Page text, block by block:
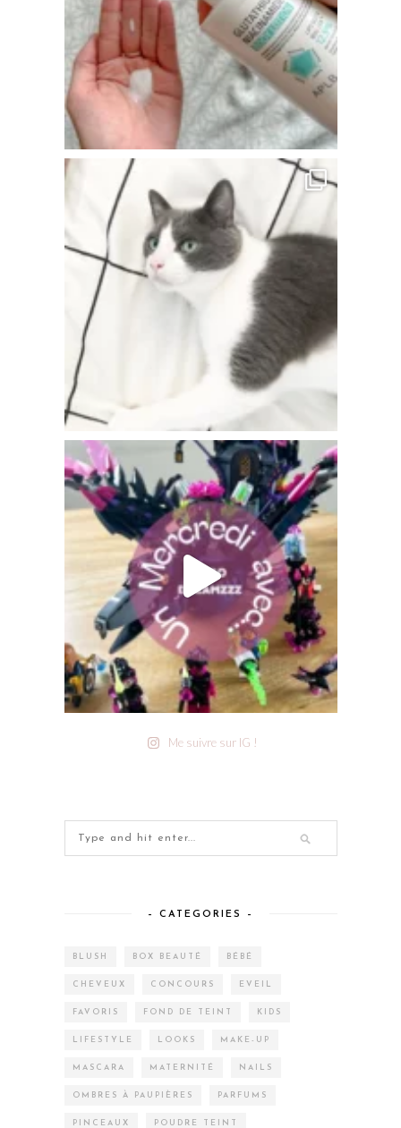
Me suivre sur IG !
– CATEGORIES –
BLUSH BOX BEAUTÉ BÉBÉ
CHEVEUX CONCOURS EVEIL
FAVORIS FOND DE TEINT KIDS
LIFESTYLE LOOKS MAKE-UP
MASCARA MATERNITÉ NAILS
OMBRES À PAUPIÈRES PARFUMS
PINCEAUX POUDRE TEINT